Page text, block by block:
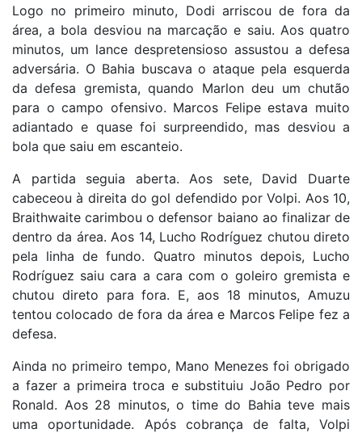
Logo no primeiro minuto, Dodi arriscou de fora da
área, a bola desviou na marcação e saiu. Aos quatro
minutos, um lance despretensioso assustou a defesa
adversária. O Bahia buscava o ataque pela esquerda
da defesa gremista, quando Marlon deu um chutão
para o campo ofensivo. Marcos Felipe estava muito
adiantado e quase foi surpreendido, mas desviou a
bola que saiu em escanteio.
A partida seguia aberta. Aos sete, David Duarte
cabeceou à direita do gol defendido por Volpi. Aos 10,
Braithwaite carimbou o defensor baiano ao finalizar de
dentro da área. Aos 14, Lucho Rodríguez chutou direto
pela linha de fundo. Quatro minutos depois, Lucho
Rodríguez saiu cara a cara com o goleiro gremista e
chutou direto para fora. E, aos 18 minutos, Amuzu
tentou colocado de fora da área e Marcos Felipe fez a
defesa.
Ainda no primeiro tempo, Mano Menezes foi obrigado
a fazer a primeira troca e substituiu João Pedro por
Ronald. Aos 28 minutos, o time do Bahia teve mais
uma oportunidade. Após cobrança de falta, Volpi